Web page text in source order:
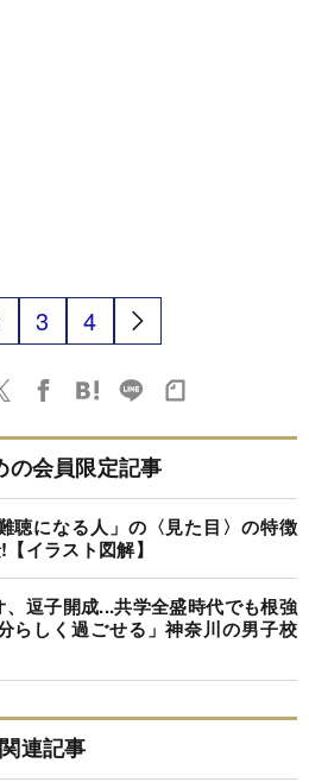
3 4
の会員限定記事
聴になる人」の〈見た目〉の特徴
イラスト図解】
逗子開成...共学全盛時代でも根強
らしく過ごせる」神奈川の男子校
関連記事